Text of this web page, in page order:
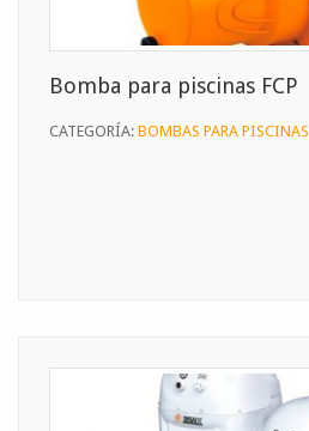
Bomba para piscinas FCP
CATEGORÍA: BOMBAS PARA PISCINAS